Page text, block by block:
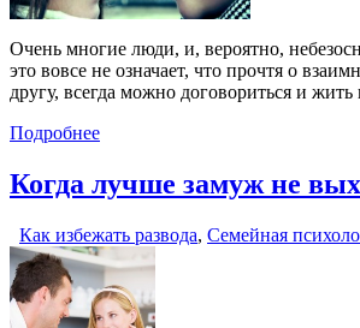
Очень многие люди, и, вероятно,
это вовсе не означает, что прочтя о
другу, всегда можно договориться и жить
Подробнее
Когда лучше замуж не
Как избежать развода, Семейная